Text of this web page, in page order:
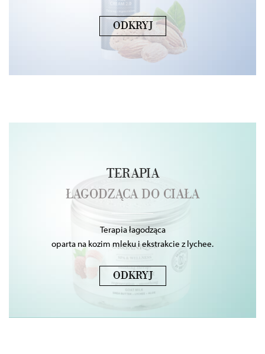
ODKRYJ
TERAPIA
ŁAGODZĄCA DO CIAŁA
Terapia łagodząca
oparta na kozim mleku i ekstrakcie z lychee.
ODKRYJ